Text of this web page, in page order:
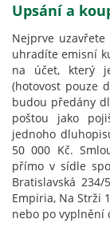
Upsání a
Nejprve
uhradíte emisní
na účet, který
(hotovost pouze
budou předány
poštou jako
jednoho
50 000 Kč.
přímo v sídle
Bratislavská
Empiria, Na Strži
nebo po vyplnění